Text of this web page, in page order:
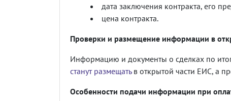
дата заключения контракта, его
цена контракта.
Проверки и размещение информации в
Информацию и документы о сделках по
станут размещатьв открытой части ЕИС, а
Особенности подачи информации при